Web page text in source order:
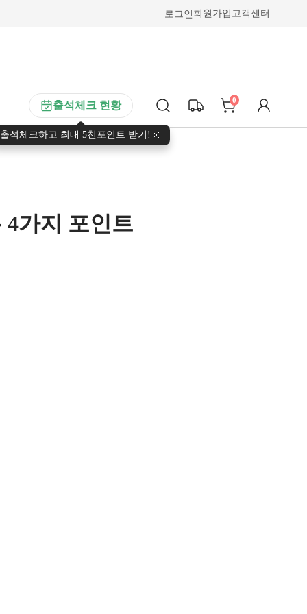
로그인 회원가입 고객센터
출석체크 현황
출석체크하고 최대 5천포인트 받기!
0
가지 포인트